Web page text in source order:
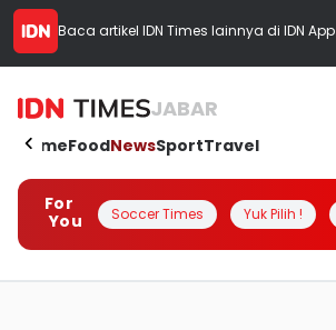
Baca artikel IDN Times lainnya di IDN App
JABAR
HomeFoodNewsSportTravel
For
You
Soccer Times Yuk Pilih !